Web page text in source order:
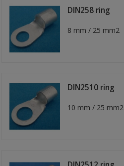
DIN258 ring
8 mm / 25 mm2
DIN2510 ring
10 mm / 25 mm2